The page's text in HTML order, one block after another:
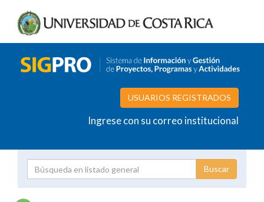
USUARIOS REGISTRADOS
Ingrese con su correo institucional